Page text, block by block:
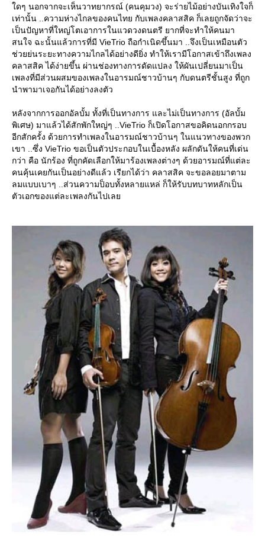
ดๆ นอกจากจะเห็นวาทยากรณ์ (คนคุมวง) จะร่ายไม้อย่างบันเทิงใจก็
เท่านั้น ..ความห่างไกลของคนไทย กับเพลงคลาสสิค ก็เลยถูกจัดว่าจะ
เป็นปัญหาที่ใหญ่โตเอาการในแวดวงดนตรี ยากที่จะทำให้คนมา
สนใจ ฉะนั้นแล้วการที่มี VieTrio ถือกำเนิดขึ้นมา ..จึงเป็นเหมือนตัว
ช่วยย่นระยะทางความไกลได้อย่างดียิ่ง ทำให้เรามีโอกาสเข้าถึงเพลง
คลาสสิค ได้ง่ายขึ้น ผ่านช่องทางการดัดแปลง ให้ผันเปลี่ยนมาเป็น
เพลงที่มีส่วนผสมของเพลงในอารมณ์ชาวบ้านๆ กับดนตรีชั้นสูง ที่ถูก
นำพามาเจอกันได้อย่างลงตัว
หลังจากการออกอัลบั้ม ทั้งที่เป็นทางการ และไม่เป็นทางการ (อัลบั้ม
พิเศษ) มาแล้วได้สักพักใหญ่ๆ ..VieTrio ก็เปิดโอกาสขอคิดนอกกรอบ
อีกสักครั้ง ด้วยการทำเพลงในอารมณ์ชาวบ้านๆ ในแนวทางของพวก
เขา ..ซึ่ง VieTrio ขอเป็นตัวประกอบในเบื้องหลัง ผลักดันให้คนที่เด่น
กว่า คือ นักร้อง ที่ถูกคัดเลือกให้มาร้องเพลงต่างๆ ด้วยอารมณ์ที่แต่ละ
คนคุ้นเคยกันเป็นอย่างดีแล้ว เรียกได้ว่า คลาสสิค จะขอลอยมาตาม
ลมแบบเบาๆ ..ส่วนความป็อบทั้งหลายแหล่ ก็ให้รับบทบาทหลักเป็น
ตัวเอกของแต่ละเพลงกันไปเล